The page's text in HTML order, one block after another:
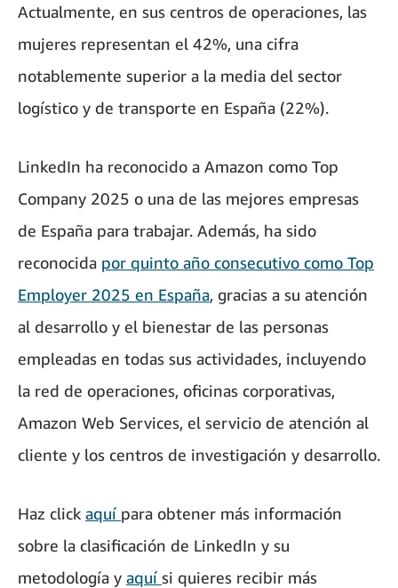
Actualmente, en sus centros de operaciones, las
mujeres representan el 42%, una cifra
notablemente superior a la media del sector
logístico y de transporte en España (22%).
LinkedIn ha reconocido a Amazon como Top
Company 2025 o una de las mejores empresas
de España para trabajar. Además, ha sido
reconocida por quinto año consecutivo como Top
Employer 2025 en España, gracias a su atención
al desarrollo y el bienestar de las personas
empleadas en todas sus actividades, incluyendo
la red de operaciones, oficinas corporativas,
Amazon Web Services, el servicio de atención al
cliente y los centros de investigación y desarrollo.
Haz click aquí para obtener más información
sobre la clasificación de LinkedIn y su
metodología y aquí si quieres recibir más